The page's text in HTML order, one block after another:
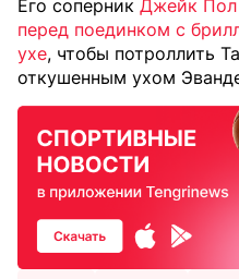
Его соперник Джейк Пол
перед поединком с
ухе, чтобы потроллить
откушенным ухом